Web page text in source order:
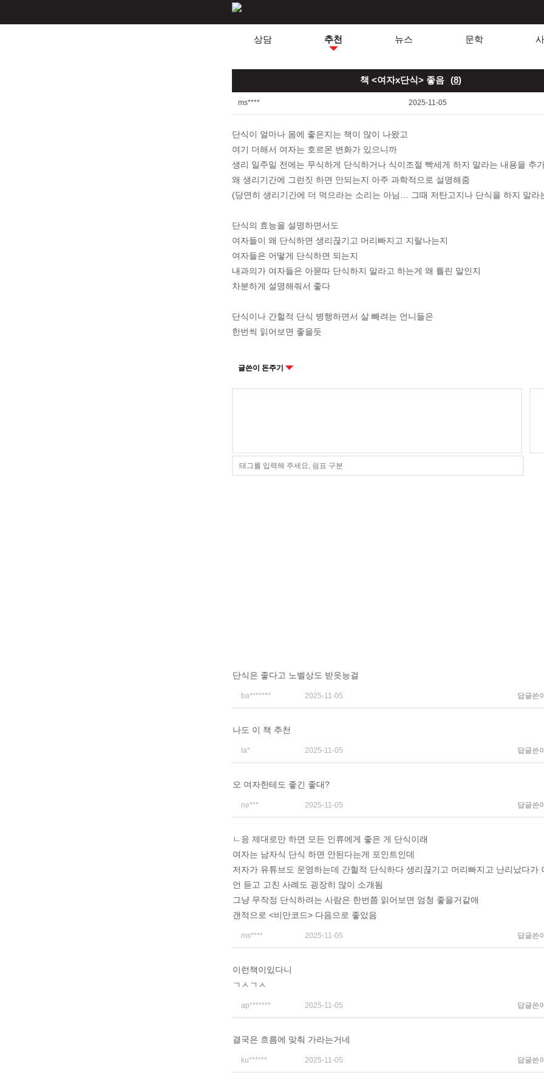
상담 추천 뉴스 문학
책 <여자x단식> 좋음 (8)
ms**** 2025-11-05
단식이 얼마나 몸에 좋은지는 책이 많이 나왔고
여기 더해서 여자는 호르몬 변화가 있으니까
생리 일주일 전에는 무식하게 단식하거나 식이조절 빡세게 하지 말라는 내용을 추
왜 생리기간에 그런짓 하면 안되는지 아주 과학적으로 설명해줌
(당연히 생리기간에 더 먹으라는 소리는 아님… 그때 저탄고지나 단식을 하지 말라
단식의 효능을 설명하면서도
여자들이 왜 단식하면 생리끊기고 머리빠지고 지랄나는지
여자들은 어떻게 단식하면 되는지
내과의가 여자들은 아묻따 단식하지 말라고 하는게 왜 틀린 말인지
차분하게 설명해줘서 좋다
단식이나 간헐적 단식 병행하면서 살 빼려는 언니들은
한번씩 읽어보면 좋을듯
글쓴이 돈주기
단식은 좋다고 노벨상도 받읏능걸
ba******* 2025-11-05 답글쓴
나도 이 책 추천
la* 2025-11-05 답글쓴
오 여자한테도 좋긴 좋대?
ne*** 2025-11-05 답글쓴
ㄴ응 제대로만 하면 모든 인류에게 좋은 게 단식이래
여자는 남자식 단식 하면 안된다는게 포인트인데
저자가 유튜브도 운영하는데 간헐적 단식하다 생리끊기고 머리빠지고 난리났다가
언 듣고 고친 사례도 굉장히 많이 소개됨
그냥 무작정 단식하려는 사람은 한번쯤 읽어보면 엄청 좋을거같애
갠적으로 <비만코드> 다음으로 좋았음
ms**** 2025-11-05 답글쓴
이런책이있다니
ㄱㅅㄱㅅ
ap******* 2025-11-05 답글쓴
결국은 흐름에 맞춰 가라는거네
ku****** 2025-11-05 답글쓴